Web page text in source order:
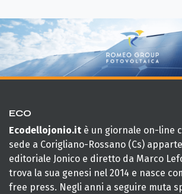
ECO
Ecodellojonio.it è un giornale on-line
sede a Corigliano-Rossano (Cs)
editoriale Jonico e diretto da Marco
trova la sua genesi nel 2014 e nasce
free press. Negli anni a seguire muta